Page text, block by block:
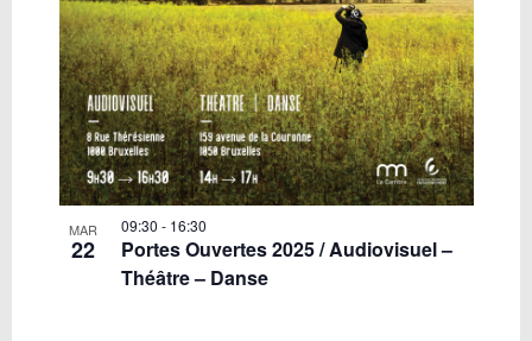
MAR
22
09:30 - 16:30
Portes Ouvertes 2025 / Audiovisuel –
Théâtre – Danse